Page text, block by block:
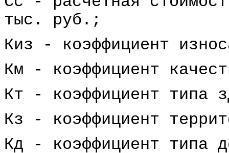
тыс. руб.;
Киз - коэффициент
Км - коэффициент
Кт - коэффициент типа
Кз - коэффициент
Кд - коэффициент типа